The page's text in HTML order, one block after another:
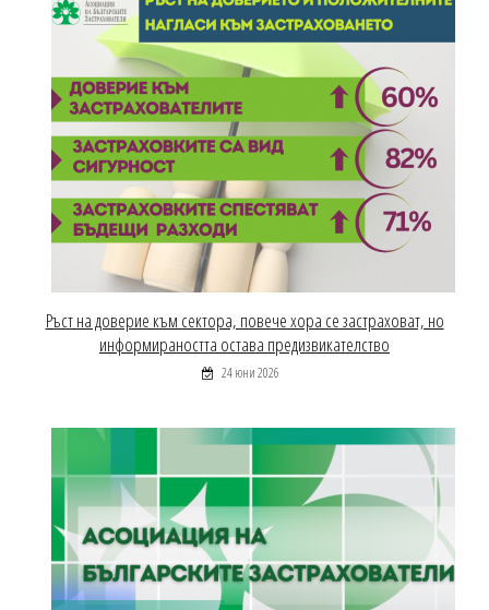
Ръст на доверие към сектора, повече хора се застраховат, но
информираността остава предизвикателство
24 юни 2026